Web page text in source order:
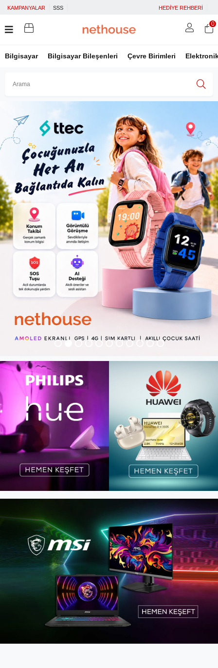
KAMPANYALAR SSS HEDİYE REHBERİ
Bilgisayar Bilgisayar Bileşenleri Çevre Birimleri
Üye Girişi
Google İle Bağlan
0